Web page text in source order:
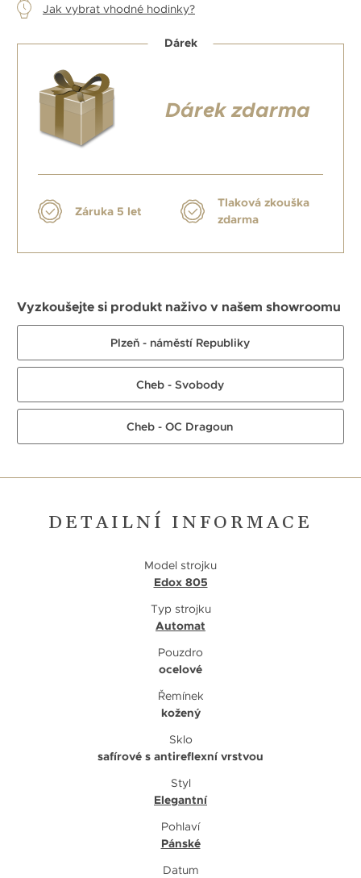
Jak vybrat vhodné hodinky?
Dárek
Dárek zdarma
Záruka 5 let
Tlaková zkouška
zdarma
Vyzkoušejte si produkt naživo v našem showroomu
Plzeň - náměstí Republiky
Cheb - Svobody
Cheb - OC Dragoun
DETAILNÍ INFORMACE
Model strojku
Edox 805
Typ strojku
Automat
Pouzdro
ocelové
Řemínek
kožený
Sklo
safírové s antireflexní vrstvou
Styl
Elegantní
Pohlaví
Pánské
Datum